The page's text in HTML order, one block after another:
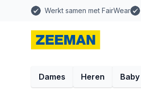
Werkt samen met FairWear
Dames Heren Baby